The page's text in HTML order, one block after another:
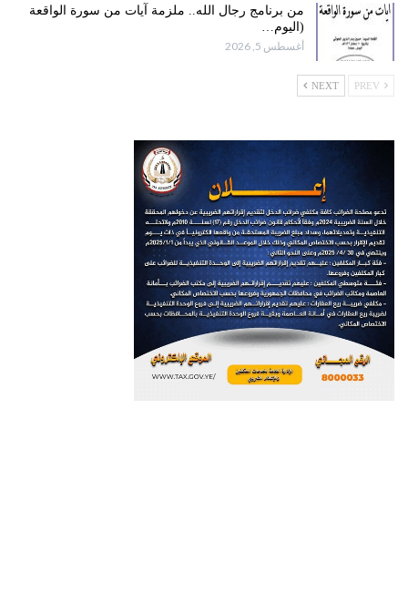
من برنامج رجال الله.. ملزمة آيات من سورة الواقعة
(اليوم…
أغسطس 5, 2026
NEXT